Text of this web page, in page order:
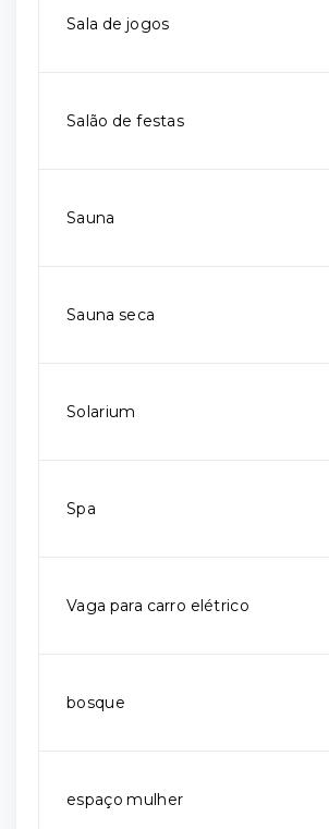
Sala de jogos
Salão de festas
Sauna
Sauna seca
Solarium
Spa
Vaga para carro elétrico
bosque
espaço mulher